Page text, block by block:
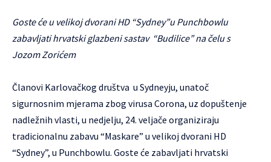
Goste će u velikoj dvorani HD “Sydney”u Punchbowlu
zabavljati hrvatski glazbeni sastav “Budilice” na čelu s
Jozom Zorićem
Članovi Karlovačkog društva u Sydneyju, unatoč
sigurnosnim mjerama zbog virusa Corona, uz dopuštenje
nadležnih vlasti, u nedjelju, 24. veljače organiziraju
tradicionalnu zabavu “Maskare” u velikoj dvorani HD
“Sydney”, u Punchbowlu. Goste će zabavljati hrvatski